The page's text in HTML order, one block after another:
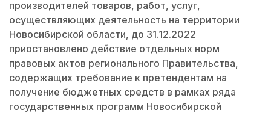
производителей товаров, работ, услуг,
осуществляющих деятельность на территории
Новосибирской области, до 31.12.2022
приостановлено действие отдельных норм
правовых актов регионального Правительства,
содержащих требование к претендентам на
получение бюджетных средств в рамках ряда
государственных программ Новосибирской